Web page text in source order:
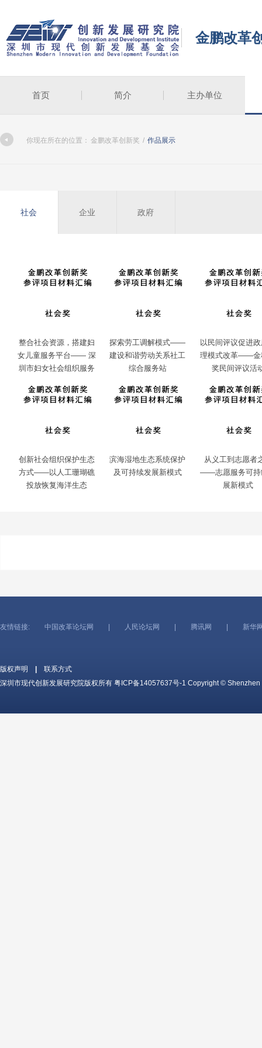
金鹏改革
首页 简介 主办单位
你现在所在的位置： 金鹏改革创新奖 / 作品展示
社会 企业 政府
整合社会资源，搭建妇
女儿童服务平台—— 深
圳市妇女社会组织服务
探索劳工调解模式——
建设和谐劳动关系社工
综合服务站
以民间评议促进
理模式改革——金
奖民间评议活
创新社会组织保护生态
方式——以人工珊瑚礁
投放恢复海洋生态
滨海湿地生态系统保护
及可持续发展新模式
从义工到志愿者
——志愿服务可持
展新模式
友情链接: 中国改革论坛网 人民论坛网 腾讯网 新华
版权声明
联系方式
深圳市现代创新发展研究院版权所有 粤ICP备14057637号-1 Copyright © Shenzhen